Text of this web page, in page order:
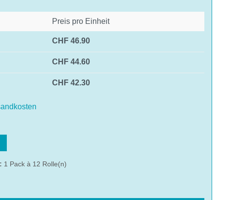
Preis pro Einheit
CHF 46.90
CHF 44.60
CHF 42.30
1 Pack à 12 Rolle(n)